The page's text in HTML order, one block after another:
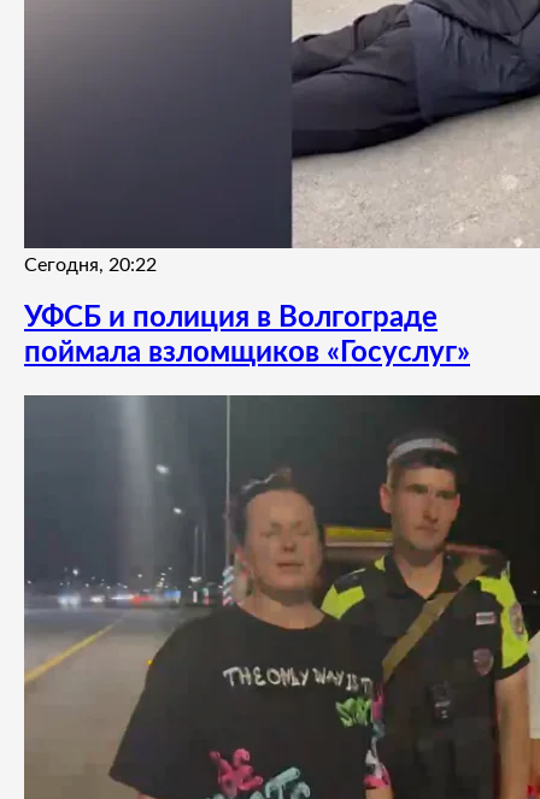
Сегодня, 20:22
УФСБ и полиция в Волгограде
поймала взломщиков «Госуслуг»